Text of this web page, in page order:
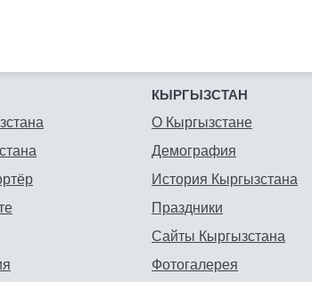
КЫРГЫЗСТАН
О Кыргызстане
Демография
История Кыргызстана
Праздники
Сайты Кыргызстана
Фотогалерея